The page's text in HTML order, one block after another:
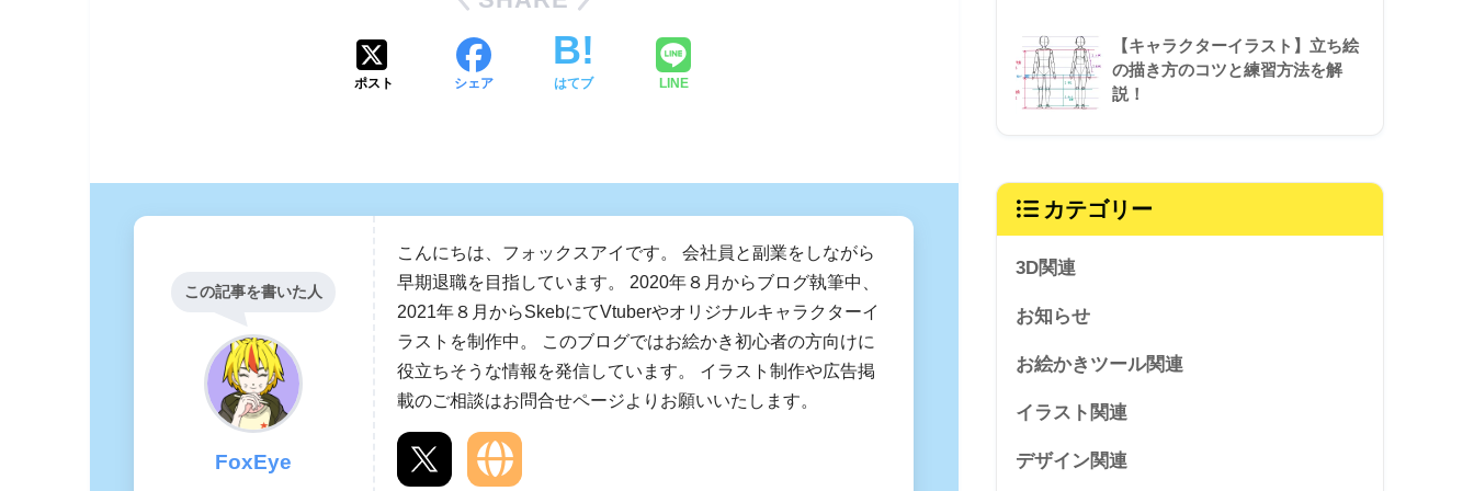
ポスト シェア はてブ LINE
この記事を書いた人
FoxEye
こんにちは、フォックスアイです。 会社員と副業をしながら
早期退職を目指しています。 2020年８月からブログ執筆中、
2021年８月からSkebにてVtuberやオリジナルキャラクターイ
ラストを制作中。 このブログではお絵かき初心者の方向けに
役立ちそうな情報を発信しています。 イラスト制作や広告掲
載のご相談はお問合せページよりお願いいたします。
【キャラクターイラスト】立ち絵
の描き方のコツと練習方法を解
説！
カテゴリー
3D関連
お知らせ
お絵かきツール関連
イラスト関連
デザイン関連